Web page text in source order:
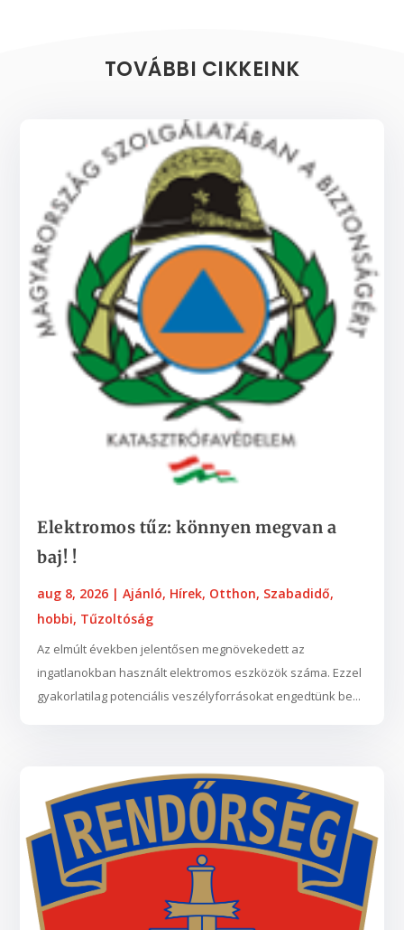
TOVÁBBI CIKKEINK
Elektromos tűz: könnyen megvan a
baj! !
aug 8, 2026 |Ajánló, Hírek, Otthon, Szabadidő,
hobbi, Tűzoltóság
Az elmúlt években jelentősen megnövekedett az
ingatlanokban használt elektromos eszközök száma. Ezzel
gyakorlatilag potenciális veszélyforrásokat engedtünk be...